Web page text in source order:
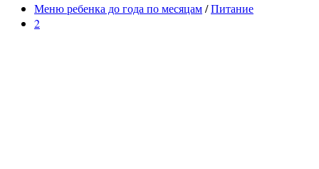
Меню ребенка до года по месяцам/Питание
2